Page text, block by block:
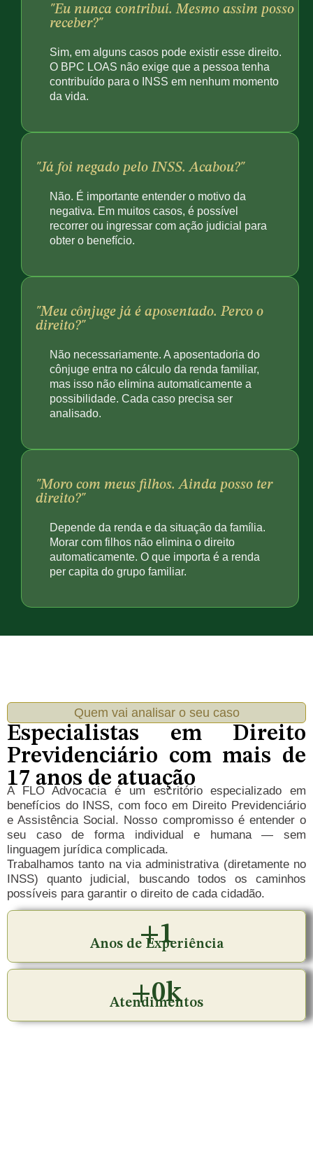
"Eu nunca contribuí. Mesmo assim posso
receber?"
Sim, em alguns casos pode existir esse direito.
O BPC LOAS não exige que a pessoa tenha
contribuído para o INSS em nenhum momento
da vida.
"Já foi negado pelo INSS. Acabou?"
Não. É importante entender o motivo da
negativa. Em muitos casos, é possível
recorrer ou ingressar com ação judicial para
obter o benefício.
"Meu cônjuge já é aposentado. Perco o
direito?"
Não necessariamente. A aposentadoria do
cônjuge entra no cálculo da renda familiar,
mas isso não elimina automaticamente a
possibilidade. Cada caso precisa ser
analisado.
"Moro com meus filhos. Ainda posso ter
direito?"
Depende da renda e da situação da família.
Morar com filhos não elimina o direito
automaticamente. O que importa é a renda
per capita do grupo familiar.
Quem vai analisar o seu caso
Especialistas em Direito
Previdenciário com mais de
17 anos de atuação
A FLO Advocacia é um escritório especializado em
benefícios do INSS, com foco em Direito Previdenciário
e Assistência Social. Nosso compromisso é entender o
seu caso de forma individual e humana — sem
linguagem jurídica complicada.
Trabalhamos tanto na via administrativa (diretamente no
INSS) quanto judicial, buscando todos os caminhos
possíveis para garantir o direito de cada cidadão.
+1
Anos de Experiência
+0k
Atendimentos